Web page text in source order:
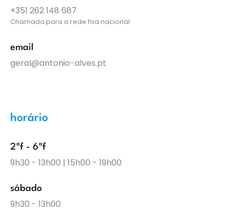
+351 262 148 687
Chamada para a rede fixa nacional
email
geral@antonio-alves.pt
horário
2ªf - 6ªf
9h30 - 13h00 | 15h00 - 19h00
sábado
9h30 - 13h00